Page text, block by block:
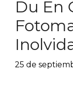
Du En
25 de